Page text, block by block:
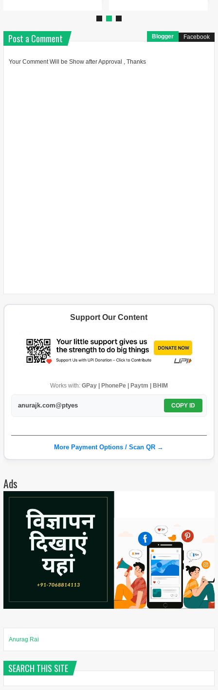
Post a Comment Blogger Facebook
Your Comment Will be Show after Approval , Thanks
Support Our Content
Works with: GPay | PhonePe | Paytm | BHIM
anurajk.com@ptyes COPY ID
More Payment Options / Scan QR →
Ads
Anurag Rai
SEARCH THIS SITE